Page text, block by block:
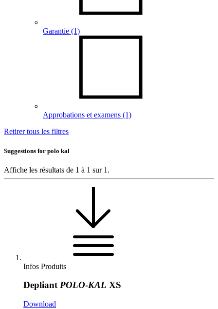
Garantie (1)
Approbations et examens (1)
Retirer tous les filtres
Suggestions for polo kal
Affiche les résultats de 1 à 1 sur 1.
Infos Produits
DepliantPOLO-KAL XS
Download